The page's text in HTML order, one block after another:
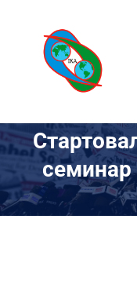
content
МИР КУРАША